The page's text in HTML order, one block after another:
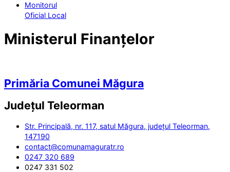
Monitorul
Oficial Local
Ministerul Finanțelor
Primăria Comunei Măgura
Județul Teleorman
Str. Principală, nr. 117, satul Măgura, județul Teleorman,
147190
contact@comunamaguratr.ro
0247 320 689
0247 331 502